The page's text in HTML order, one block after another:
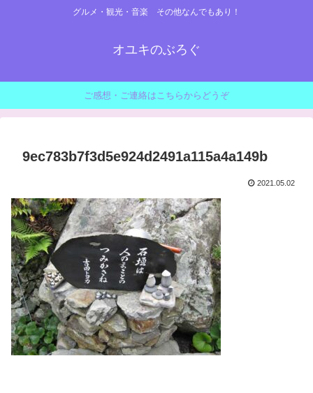
グルメ・観光・音楽 その他なんでもあり！
オユキのぶろぐ
ご感想・ご連絡はこちらからどうぞ
9ec783b7f3d5e924d2491a115a4a149b
2021.05.02